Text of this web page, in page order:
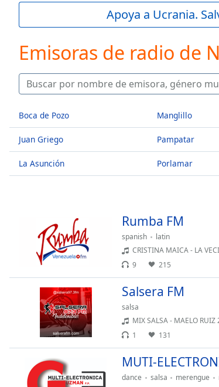
Current
Duration
-:-
Loaded:
Stream
Seek to
live,
currently
Remaining
Chapters
Descriptions
descriptions
off,
selected
Subtitles
Apoya a Ucrania.
Emisoras de radio de
Boca de Pozo
Juan Griego
La Asunción
Manglillo
Pampatar
Porlamar
Rumba FM
spanish
latin
CRISTINA MAICA - LA
9
215
Salsera FM
salsa
MIX SALSA - MAELO RUIZ
1
131
MUTI-
dance salsa merengue